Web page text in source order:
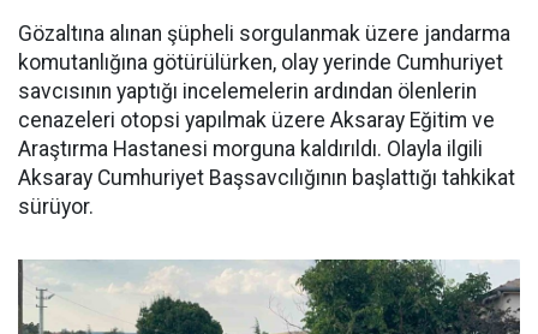
Gözaltına alınan şüpheli sorgulanmak üzere jandarma
komutanlığına götürülürken, olay yerinde Cumhuriyet
savcısının yaptığı incelemelerin ardından ölenlerin
cenazeleri otopsi yapılmak üzere Aksaray Eğitim ve
Araştırma Hastanesi morguna kaldırıldı. Olayla ilgili
Aksaray Cumhuriyet Başsavcılığının başlattığı tahkikat
sürüyor.